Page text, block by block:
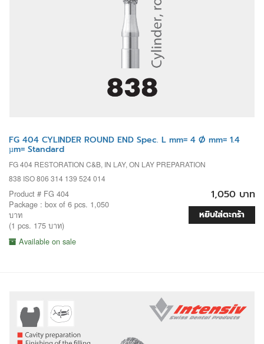
FG 404 CYLINDER ROUND END Spec. L mm= 4 Ø mm= 1.4
µm= Standard
FG 404 RESTORATION C&B, IN LAY, ON LAY PREPARATION
838 ISO 806 314 139 524 014
Product # FG 404
Package : box of 6 pcs. 1,050
บาท
(1 pcs. 175 บาท)
Available on sale
1,050 บาท
หยิบใส่ตะกร้า